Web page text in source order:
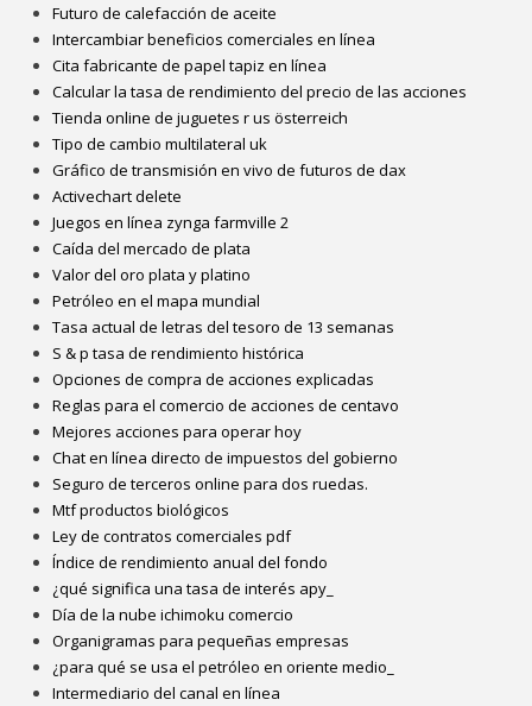
Futuro de calefacción de aceite
Intercambiar beneficios comerciales en línea
Cita fabricante de papel tapiz en línea
Calcular la tasa de rendimiento del precio de las acciones
Tienda online de juguetes r us österreich
Tipo de cambio multilateral uk
Gráfico de transmisión en vivo de futuros de dax
Activechart delete
Juegos en línea zynga farmville 2
Caída del mercado de plata
Valor del oro plata y platino
Petróleo en el mapa mundial
Tasa actual de letras del tesoro de 13 semanas
S & p tasa de rendimiento histórica
Opciones de compra de acciones explicadas
Reglas para el comercio de acciones de centavo
Mejores acciones para operar hoy
Chat en línea directo de impuestos del gobierno
Seguro de terceros online para dos ruedas.
Mtf productos biológicos
Ley de contratos comerciales pdf
Índice de rendimiento anual del fondo
¿qué significa una tasa de interés apy_
Día de la nube ichimoku comercio
Organigramas para pequeñas empresas
¿para qué se usa el petróleo en oriente medio_
Intermediario del canal en línea